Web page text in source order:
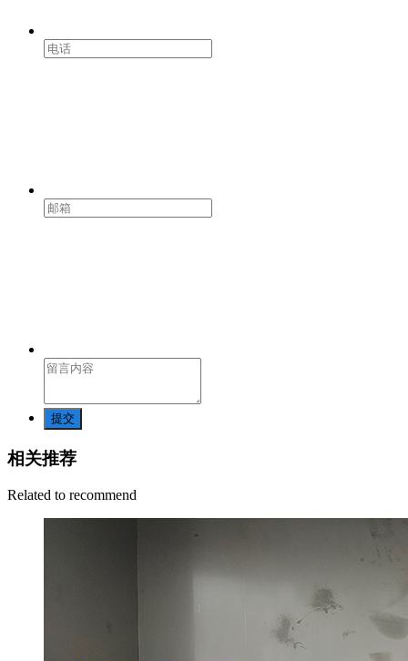
提交
相关推荐
Related to recommend